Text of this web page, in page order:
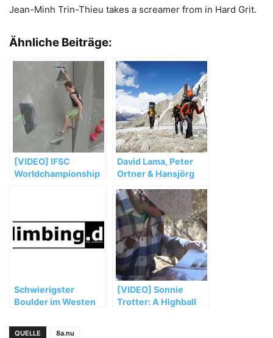
Jean-Minh Trin-Thieu takes a screamer from in Hard Grit.
Ähnliche Beiträge:
[VIDEO] IFSC
Worldchampionship
David Lama, Peter
Ortner & Hansjörg
Masherbrum
Expedition vorzeitig
abbrechen
Schwierigster
Boulder im Westen
geklettert?
[VIDEO] Sonnie
Trotter: A Highball
QUELLE
8a.nu